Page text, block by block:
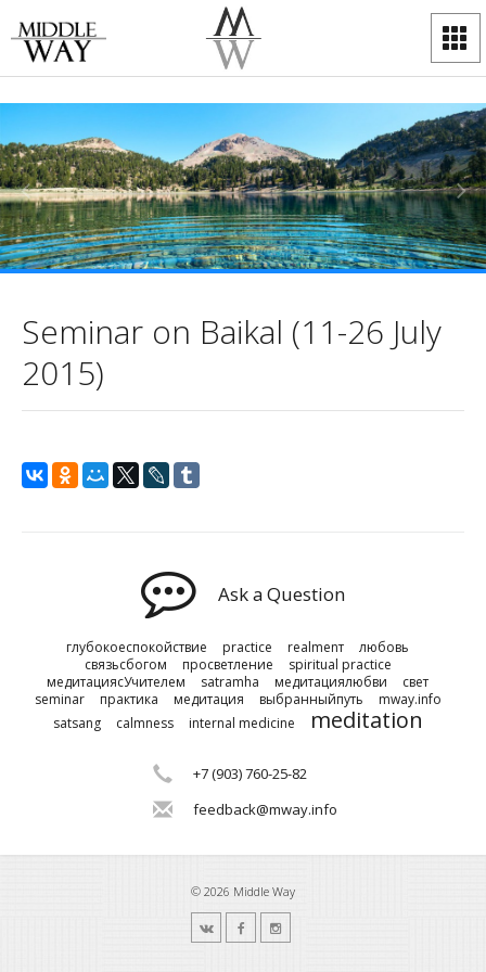
Seminar on Baikal (11-26 July
2015)
Ask a Question
глубокоеспокойствие practice realmenт
любовь
связьсбогом
просветление
spiritual practice
медитациясУчителем
satramha медитациялюбви
свет
seminar
практика медитация выбранныйпуть
mway.info
satsang
calmness internal medicine meditation
+7 (903) 760-25-82
feedback@mway.info
© 2026 Middle Way